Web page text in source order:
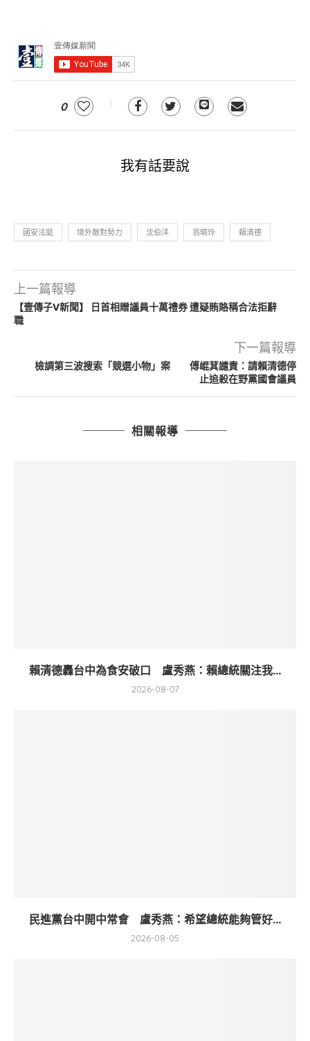
0
我有話要說
國安法庭 境外敵對勢力 沈伯洋 翁曉玲 賴清德
上一篇報導
【壹傳子V新聞】 日首相贈議員十萬禮券 遭疑賄賂稱合法拒辭
職
下一篇報導
檢調第三波搜索「競選小物」案 傅崐萁譴責：請賴清德停
止追殺在野黨國會議員
相關報導
賴清德轟台中為食安破口 盧秀燕：賴總統關注我...
2026-08-07
民進黨台中開中常會 盧秀燕：希望總統能夠管好...
2026-08-05